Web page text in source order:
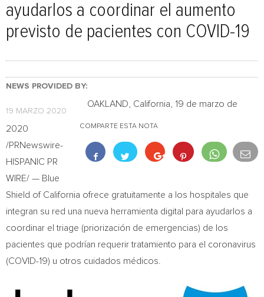
ayudarlos a coordinar el aumento
previsto de pacientes con COVID-19
NEWS PROVIDED BY:
19 MARZO 2020
COMPARTE ESTA NOTA
OAKLAND, California , 19 de marzo de
2020
/PRNewswire-
HISPANIC PR
WIRE/ — Blue
Shield of California ofrece gratuitamente a los hospitales que
integran su red una nueva herramienta digital para ayudarlos a
coordinar el triage (priorización de emergencias) de los
pacientes que podrían requerir tratamiento para el coronavirus
(COVID-19) u otros cuidados médicos.